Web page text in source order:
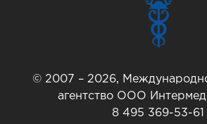
© 2007 – 2026,
агентство ООО
8 495 369-53-61